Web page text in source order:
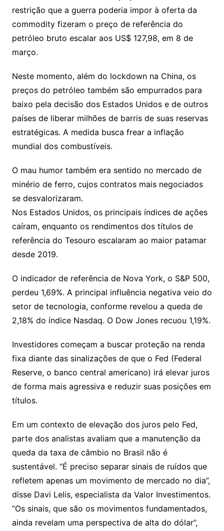
restrição que a guerra poderia impor à oferta da
commodity fizeram o preço de referência do
petróleo bruto escalar aos US$ 127,98, em 8 de
março.
Neste momento, além do lockdown na China, os
preços do petróleo também são empurrados para
baixo pela decisão dos Estados Unidos e de outros
países de liberar milhões de barris de suas reservas
estratégicas. A medida busca frear a inflação
mundial dos combustíveis.
O mau humor também era sentido no mercado de
minério de ferro, cujos contratos mais negociados
se desvalorizaram.
Nos Estados Unidos, os principais índices de ações
caíram, enquanto os rendimentos dos títulos de
referência do Tesouro escalaram ao maior patamar
desde 2019.
O indicador de referência de Nova York, o S&P 500,
perdeu 1,69%. A principal influência negativa veio do
setor de tecnologia, conforme revelou a queda de
2,18% do índice Nasdaq. O Dow Jones recuou 1,19%.
Investidores começam a buscar proteção na renda
fixa diante das sinalizações de que o Fed (Federal
Reserve, o banco central americano) irá elevar juros
de forma mais agressiva e reduzir suas posições em
títulos.
Em um contexto de elevação dos juros pelo Fed,
parte dos analistas avaliam que a manutenção da
queda da taxa de câmbio no Brasil não é
sustentável. “É preciso separar sinais de ruídos que
refletem apenas um movimento de mercado no dia”,
disse Davi Lelis, especialista da Valor Investimentos.
“Os sinais, que são os movimentos fundamentados,
ainda revelam uma perspectiva de alta do dólar”,